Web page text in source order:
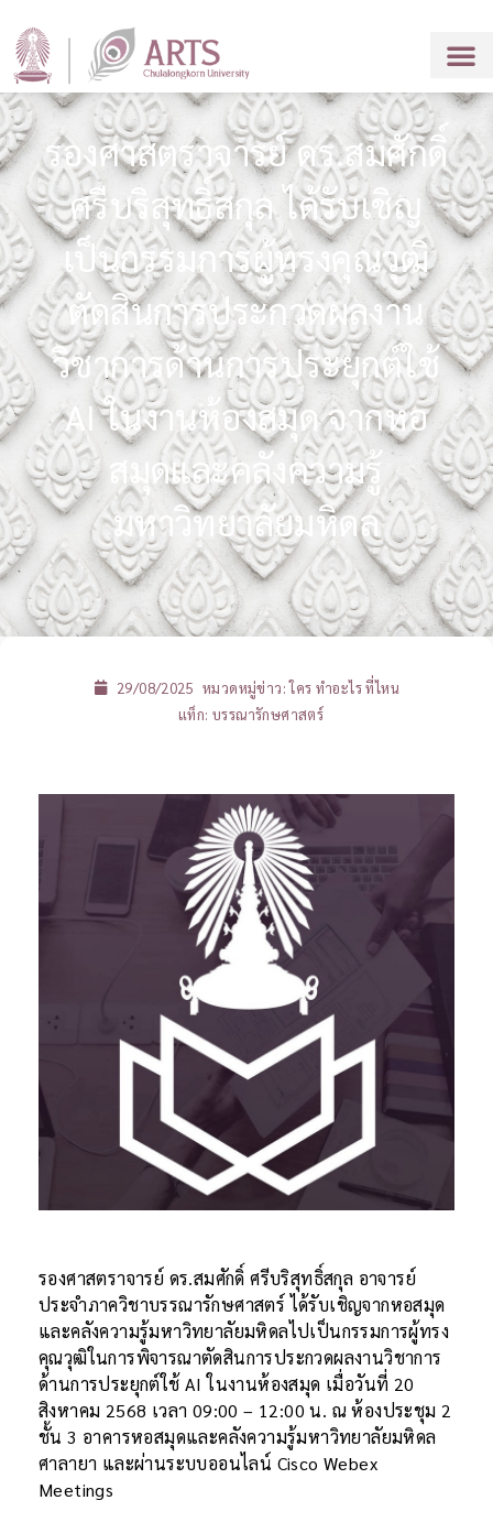
รองศาสตราจารย์ ดร.สมศักดิ์
ศรีบริสุทธิ์สกุล ได้รับเชิญ
เป็นกรรมการผู้ทรงคุณวุฒิ
ตัดสินการประกวดผลงาน
วิชาการด้านการประยุกต์ใช้
AI ในงานห้องสมุด จากหอ
สมุดและคลังความรู้
มหาวิทยาลัยมหิดล
29/08/2025 หมวดหมู่ข่าว:ใคร ทำอะไร ที่ไหน
แท็ก: บรรณารักษศาสตร์
รองศาสตราจารย์ ดร.สมศักดิ์ ศรีบริสุทธิ์สกุล อาจารย์
ประจำภาควิชาบรรณารักษศาสตร์ได้รับเชิญจากหอสมุด
และคลังความรู้มหาวิทยาลัยมหิดลไปเป็นกรรมการผู้ทรง
คุณวุฒิในการพิจารณาตัดสินการประกวดผลงานวิชาการ
ด้านการประยุกต์ใช้ AI ในงานห้องสมุด เมื่อวันที่ 20
สิงหาคม 2568 เวลา 09:00 – 12:00 น. ณ ห้องประชุม 2
ชั้น 3 อาคารหอสมุดและคลังความรู้มหาวิทยาลัยมหิดล
ศาลายา และผ่านระบบออนไลน์ Cisco Webex
Meetings